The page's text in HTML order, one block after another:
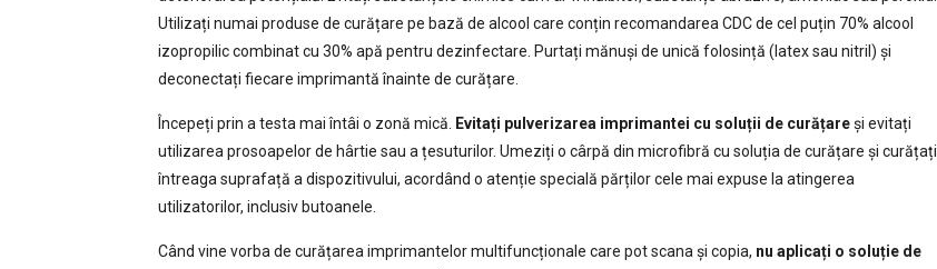
Utilizați numai produse de curățare pe bază de alcool care conțin recomandarea CDC de cel puțin 70% alcool
izopropilic combinat cu 30% apă pentru dezinfectare. Purtați mănuși de unică folosință (latex sau nitril) și
deconectați fiecare imprimantă înainte de curățare.
Începeți prin a testa mai întâi o zonă mică. Evitați pulverizarea imprimantei cu soluții de curățareși evitați
utilizarea prosoapelor de hârtie sau a țesuturilor. Umeziți o cârpă din microfibră cu soluția de curățare și curățați
întreaga suprafață a dispozitivului, acordând o atenție specială părților cele mai expuse la atingerea
utilizatorilor, inclusiv butoanele.
Când vine vorba de curățarea imprimantelor multifuncționale care pot scana și copia, nu aplicați o soluție de